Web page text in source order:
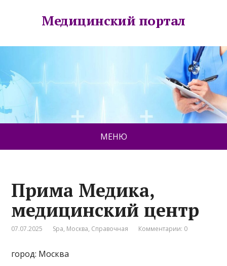
Медицинский портал
МЕНЮ
Прима Медика,
медицинский центр
07.07.2025 Spa, Москва, Справочная Комментарии: 0
город: Москва